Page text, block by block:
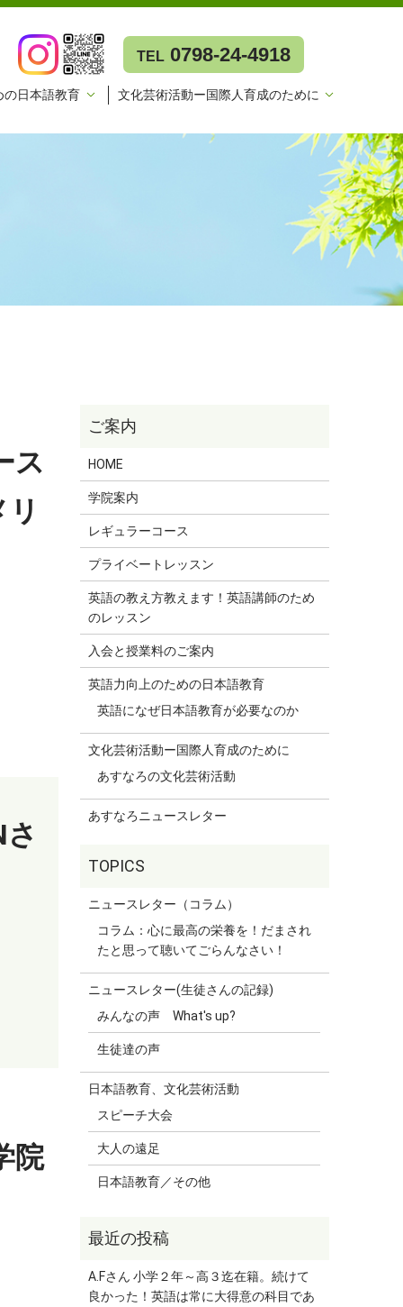
TEL 0798-24-4918
の日本語教育 文化芸術活動ー国際人育成のために
ス
院
HOME
学院案内
レギュラーコース
プライベートレッスン
英語の教え方教えます！英語講師のため
のレッスン
入会と授業料のご案内
英語力向上のための日本語教育
英語になぜ日本語教育が必要なのか
文化芸術活動ー国際人育成のために
あすなろの文化芸術活動
あすなろニュースレター
ニュースレター（コラム）
コラム：心に最高の栄養を！だまされ
たと思って聴いてごらんなさい！
ニュースレター(生徒さんの記録)
みんなの声 What's up?
生徒達の声
日本語教育、文化芸術活動
スピーチ大会
大人の遠足
日本語教育／その他
A.Fさん 小学２年～高３迄在籍。続けて
良かった！英語は常に大得意の科目であ